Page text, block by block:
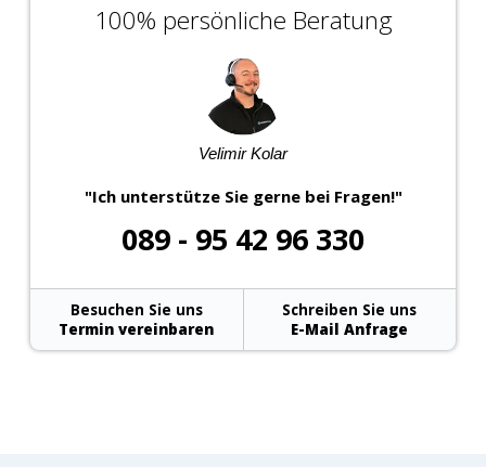
100% persönliche Beratung
Velimir Kolar
"Ich unterstütze Sie gerne bei Fragen!"
089 - 95 42 96 330
Besuchen Sie uns
Termin vereinbaren
Schreiben Sie uns
E-Mail Anfrage